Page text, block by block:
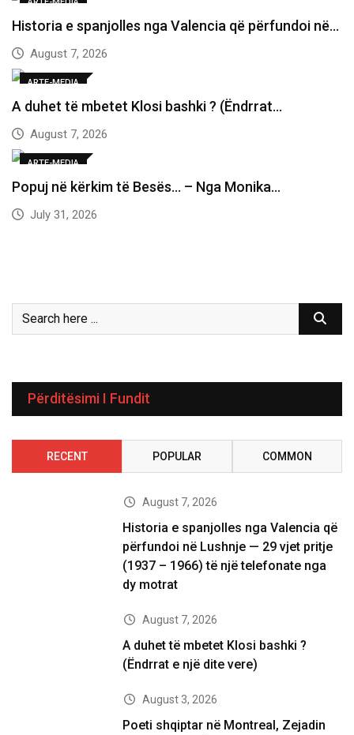
Historia e spanjolles nga Valencia që përfundoi në…
August 7, 2026
ARTE-MEDIA
A duhet të mbetet Klosi bashki ? (Ëndrrat…
August 7, 2026
ARTE-MEDIA
Popuj në kërkim të Besës… – Nga Monika…
July 31, 2026
Përditësimi I Fundit
RECENT POPULAR COMMON
August 7, 2026
Historia e spanjolles nga Valencia që
përfundoi në Lushnje — 29 vjet pritje
(1937 – 1966) të një telefonate nga
dy motrat
August 7, 2026
A duhet të mbetet Klosi bashki ?
(Ëndrrat e një dite vere)
August 3, 2026
Poeti shqiptar në Montreal, Zejadin